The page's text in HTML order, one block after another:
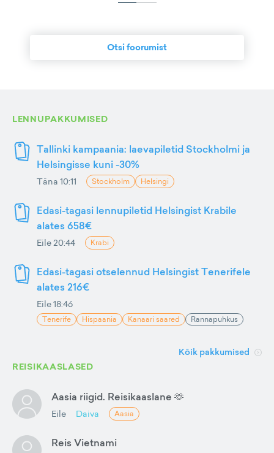
Otsi foorumist
LENNUPAKKUMISED
Tallinki kampaania: laevapiletid Stockholmi ja
Helsingisse kuni -30%
Täna 10:11 Stockholm Helsingi
Edasi-tagasi lennupiletid Helsingist Krabile
alates 658€
Eile 20:44 Krabi
Edasi-tagasi otselennud Helsingist Tenerifele
alates 216€
Eile 18:46
Tenerife Hispaania Kanaari saared Rannapuhkus
Kõik pakkumised
REISIKAASLASED
Aasia riigid. Reisikaaslane 🫶
Eile Daiva Aasia
Reis Vietnami